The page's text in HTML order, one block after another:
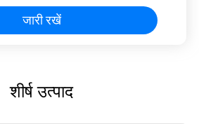
जारी रखें
शीर्ष उत्पाद